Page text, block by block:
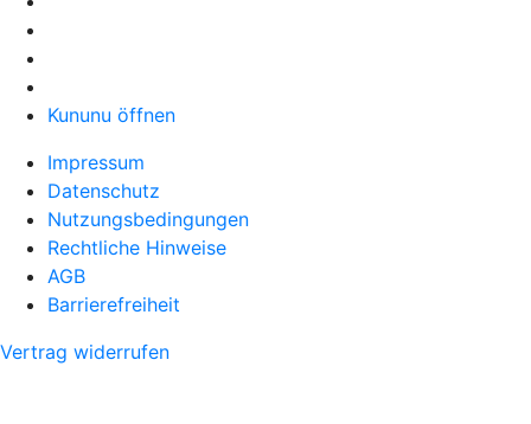
Kununu öffnen
Impressum
Datenschutz
Nutzungsbedingungen
Rechtliche Hinweise
AGB
Barrierefreiheit
Vertrag widerrufen